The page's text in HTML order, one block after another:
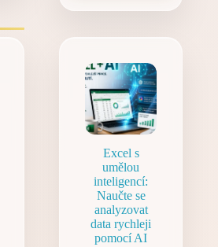
Excel s
umělou
inteligencí:
Naučte se
analyzovat
data rychleji
pomocí AI